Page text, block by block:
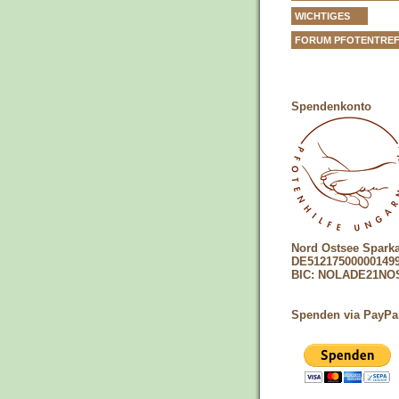
WICHTIGES
FORUM
Spendenkonto
Nord Ostsee
BIC:
Spenden via PayPal